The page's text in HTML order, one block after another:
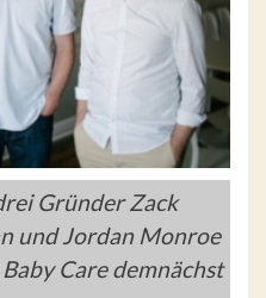
Gründer Zack
und Jordan Monroe
Care demnächst